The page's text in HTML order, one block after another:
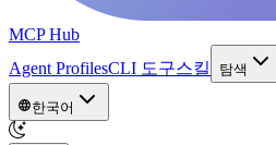
MCP Hub
Agent ProfilesCLI 도구스킬 탐색
한국어